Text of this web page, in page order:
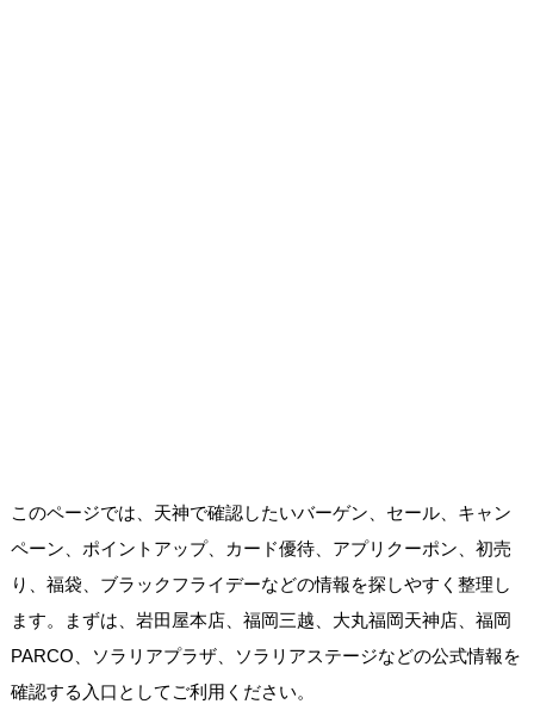
このページでは、天神で確認したいバーゲン、セール、キャン
ペーン、ポイントアップ、カード優待、アプリクーポン、初売
り、福袋、ブラックフライデーなどの情報を探しやすく整理し
ます。まずは、岩田屋本店、福岡三越、大丸福岡天神店、福岡
PARCO、ソラリアプラザ、ソラリアステージなどの公式情報を
確認する入口としてご利用ください。